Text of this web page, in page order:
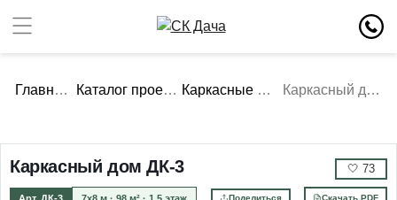
Главная Каталог проектов Каркасные дома Каркасный дом ДК-3
Каркасный дом ДК-3 🤍 73
Поделиться Скачать PDF